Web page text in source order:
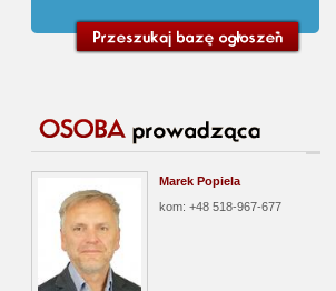
Marek Popiela
kom: +48 518-967-677